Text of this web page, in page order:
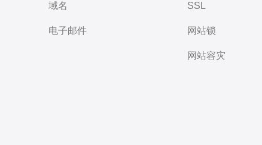
域名
电子邮件
SSL
网站锁
网站容灾